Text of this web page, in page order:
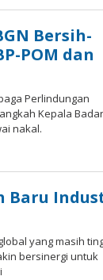
Bersih-
POM dan
Perlindungan
Kepala
nakal.
Baru
yang masih
bersinergi untuk